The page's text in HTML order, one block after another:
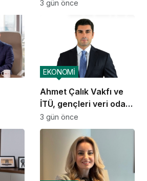
3 gün önce
Ahmet Çalık Vakfı ve
İTÜ, gençleri veri odaklı
geleceğe hazırlıyor
EKONOMİ
3 gün önce